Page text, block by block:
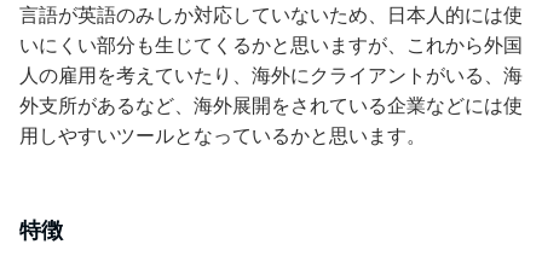
言語が英語のみしか対応していないため、日本人的には使
いにくい部分も生じてくるかと思いますが、これから外国
人の雇用を考えていたり、海外にクライアントがいる、海
外支所があるなど、海外展開をされている企業などには使
用しやすいツールとなっているかと思います。
特徴